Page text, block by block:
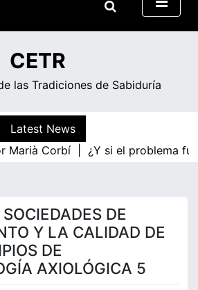
CETR
las Tradiciones de Sabiduría
Latest News
Marià Corbí |
¿Y si el problema
DE
Y LA CALIDAD DE
DE
AXIOLÓGICA 5